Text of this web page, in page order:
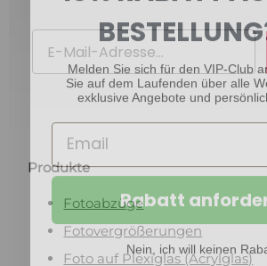
Produkte
Fotoabzüge
Fotovergrößerungen
Foto auf Plexiglas (Acrylglas)
Melden Sie sich für den VIP-Club
Sie auf dem Laufenden über alle
exklusive Angebote und
Rabatt
Nein, ich will keinen